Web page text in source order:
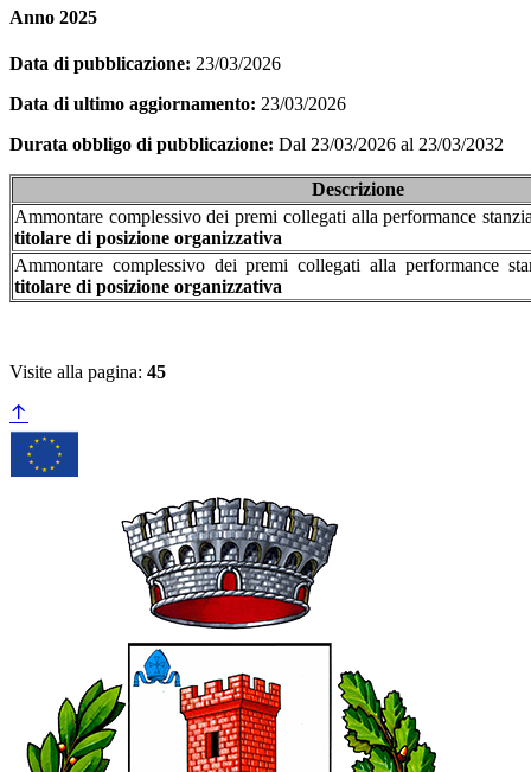
Anno 2025
Data di pubblicazione: 23/03/2026
Data di ultimo aggiornamento: 23/03/2026
Durata obbligo di pubblicazione: Dal 23/03/2026 al 23/03/2032
Descrizione
Ammontare complessivo dei premi collegati alla performance
titolare di posizione organizzativa
Ammontare complessivo dei premi collegati alla performance
titolare di posizione organizzativa
Visite alla pagina: 45